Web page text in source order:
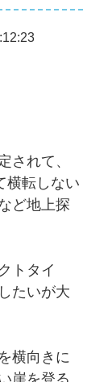
されて、
横転しない
ど地上探
トタイ
たいが大
横向きに
崖を登る